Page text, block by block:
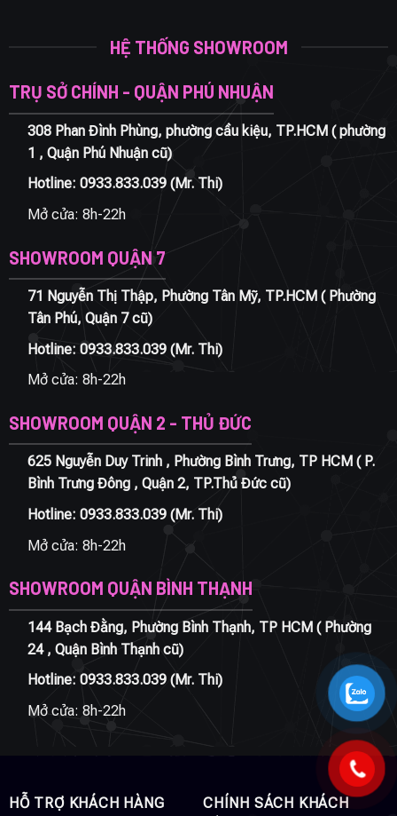
HỆ THỐNG SHOWROOM
TRỤ SỞ CHÍNH - QUẬN PHÚ NHUẬN
308 Phan Đình Phùng, phường cầu kiệu, TP.HCM ( phường
1 , Quận Phú Nhuận cũ)
Hotline: 0933.833.039(Mr. Thi)
Mở cửa: 8h-22h
SHOWROOM QUẬN 7
71 Nguyễn Thị Thập, Phường Tân Mỹ, TP.HCM ( Phường
Tân Phú, Quận 7 cũ)
Hotline: 0933.833.039(Mr. Thi)
Mở cửa: 8h-22h
SHOWROOM QUẬN 2 - THỦ ĐỨC
625 Nguyễn Duy Trinh , Phường Bình Trưng, TP HCM ( P.
Bình Trưng Đông , Quận 2, TP.Thủ Đức cũ)
Hotline: 0933.833.039(Mr. Thi)
Mở cửa: 8h-22h
SHOWROOM QUẬN BÌNH THẠNH
144 Bạch Đằng, Phường Bình Thạnh, TP HCM ( Phường
24 , Quận Bình Thạnh cũ)
Hotline: 0933.833.039(Mr. Thi)
Mở cửa: 8h-22h
HỖ TRỢ KHÁCH HÀNG
CHÍNH SÁCH KHÁCH